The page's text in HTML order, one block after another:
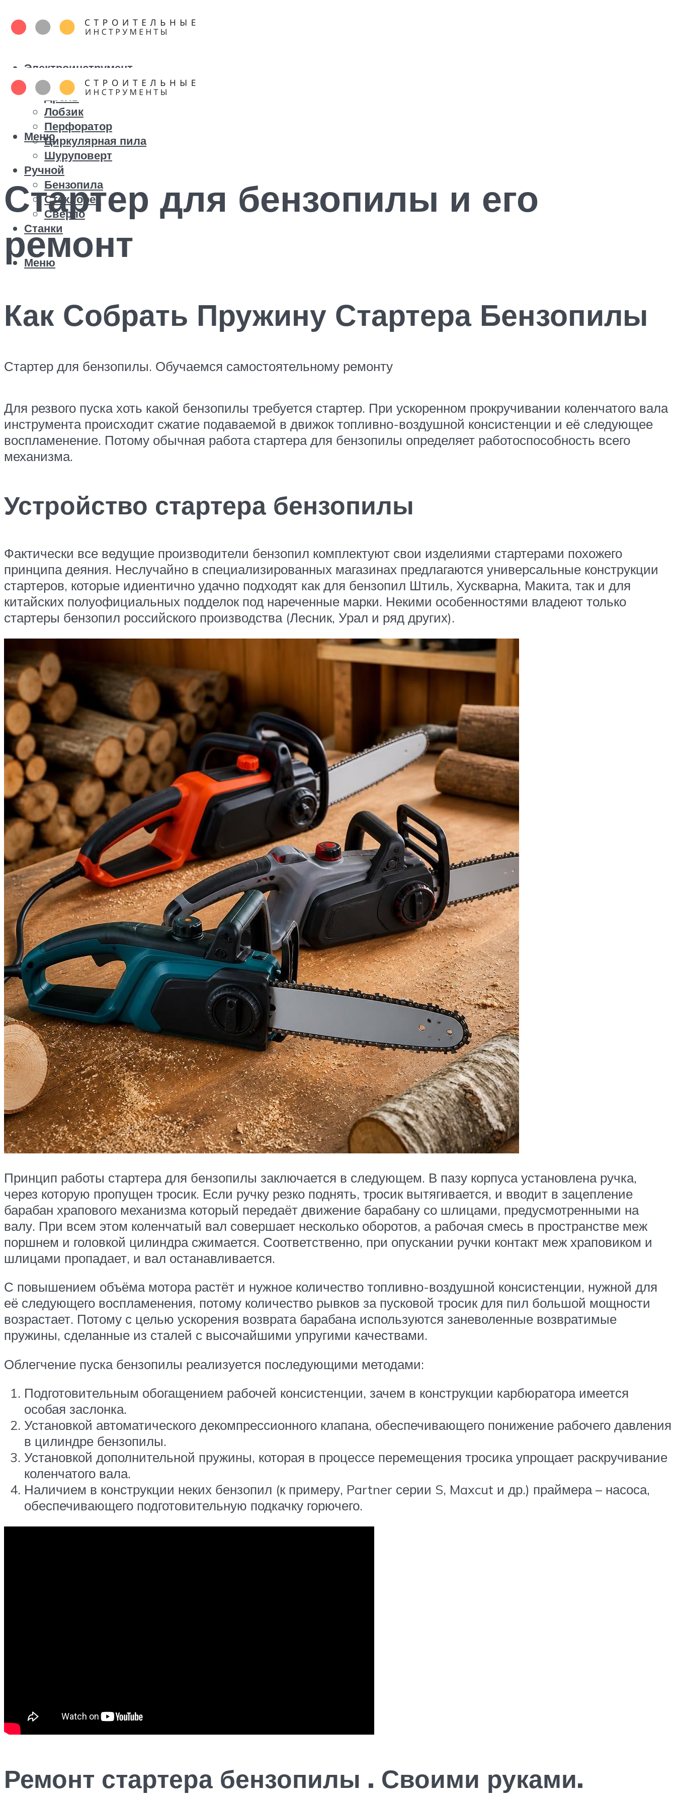
Электроинструмент
Болгарка
Дрель
Лобзик
Перфоратор
Циркулярная пила
Шуруповерт
Ручной
Бензопила
Стеклорез
Сверло
Станки
Меню
Меню
Стартер для бензопилы и его
ремонт
Как Собрать Пружину Стартера Бензопилы
Стартер для бензопилы. Обучаемся самостоятельному ремонту
Для резвого пуска хоть какой бензопилы требуется стартер. При ускоренном прокручивании коленчатого вала
инструмента происходит сжатие подаваемой в движок топливно-воздушной консистенции и её следующее
воспламенение. Потому обычная работа стартера для бензопилы определяет работоспособность всего
механизма.
Устройство стартера бензопилы
Фактически все ведущие производители бензопил комплектуют свои изделиями стартерами похожего
принципа деяния. Неслучайно в специализированных магазинах предлагаются универсальные конструкции
стартеров, которые идиентично удачно подходят как для бензопил Штиль, Хускварна, Макита, так и для
китайских полуофициальных подделок под нареченные марки. Некими особенностями владеют только
стартеры бензопил российского производства (Лесник, Урал и ряд других).
Принцип работы стартера для бензопилы заключается в следующем. В пазу корпуса установлена ручка,
через которую пропущен тросик. Если ручку резко поднять, тросик вытягивается, и вводит в зацепление
барабан храпового механизма который передаёт движение барабану со шлицами, предусмотренными на
валу. При всем этом коленчатый вал совершает несколько оборотов, а рабочая смесь в пространстве меж
поршнем и головкой цилиндра сжимается. Соответственно, при опускании ручки контакт меж храповиком и
шлицами пропадает, и вал останавливается.
С повышением объёма мотора растёт и нужное количество топливно-воздушной консистенции, нужной для
её следующего воспламенения, потому количество рывков за пусковой тросик для пил большой мощности
возрастает. Потому с целью ускорения возврата барабана используются заневоленные возвратимые
пружины, сделанные из сталей с высочайшими упругими качествами.
Облегчение пуска бензопилы реализуется последующими методами:
Подготовительным обогащением рабочей консистенции, зачем в конструкции карбюратора имеется
особая заслонка.
Установкой автоматического декомпрессионного клапана, обеспечивающего понижение рабочего давления
в цилиндре бензопилы.
Установкой дополнительной пружины, которая в процессе перемещения тросика упрощает раскручивание
коленчатого вала.
Наличием в конструкции неких бензопил (к примеру, Partner серии S, Maxcut и др.) праймера – насоса,
обеспечивающего подготовительную подкачку горючего.
Ремонт стартера бензопилы . Своими руками.